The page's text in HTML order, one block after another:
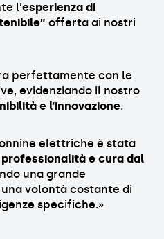
l’esperienza di
offerta ai nostri
perfettamente con le
evidenziando il nostro
e l’innovazione.
elettriche è stata
professionalità e cura dal
una grande
volontà costante di
specifiche.»